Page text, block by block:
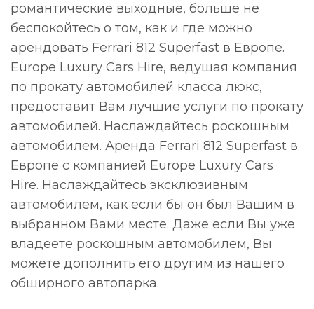
романтические выходные, больше не
беспокойтесь о том, как и где можно
арендовать Ferrari 812 Superfast в Европе.
Europe Luxury Cars Hire, ведущая компания
по прокату автомобилей класса люкс,
предоставит Вам лучшие услуги по прокату
автомобилей. Наслаждайтесь роскошным
автомобилем. Аренда Ferrari 812 Superfast в
Европе с компанией Europe Luxury Cars
Hire. Наслаждайтесь эксклюзивным
автомобилем, как если бы он был Вашим в
выбранном Вами месте. Даже если Вы уже
владеете роскошным автомобилем, Вы
можете дополнить его другим из нашего
обширного автопарка.